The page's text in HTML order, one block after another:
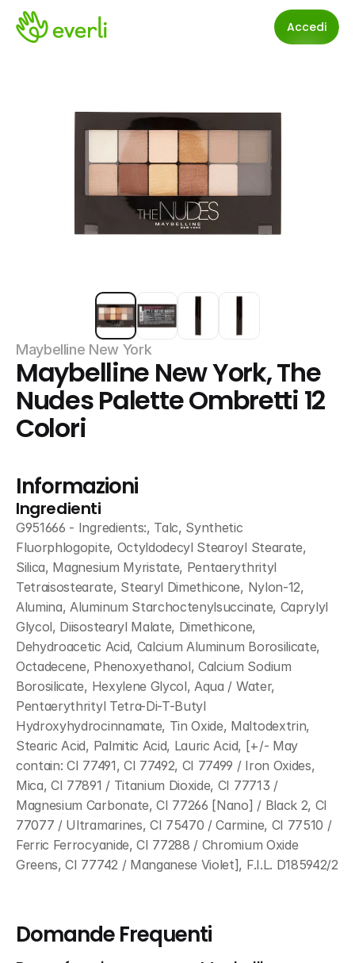
Accedi
Maybelline New York
Maybelline New York, The
Nudes Palette Ombretti 12
Colori
Informazioni
Ingredienti
G951666 - Ingredients:, Talc, Synthetic
Fluorphlogopite, Octyldodecyl Stearoyl Stearate,
Silica, Magnesium Myristate, Pentaerythrityl
Tetraisostearate, Stearyl Dimethicone, Nylon-12,
Alumina, Aluminum Starchoctenylsuccinate, Caprylyl
Glycol, Diisostearyl Malate, Dimethicone,
Dehydroacetic Acid, Calcium Aluminum Borosilicate,
Octadecene, Phenoxyethanol, Calcium Sodium
Borosilicate, Hexylene Glycol, Aqua / Water,
Pentaerythrityl Tetra-Di-T-Butyl
Hydroxyhydrocinnamate, Tin Oxide, Maltodextrin,
Stearic Acid, Palmitic Acid, Lauric Acid, [+/- May
contain: CI 77491, CI 77492, CI 77499 / Iron Oxides,
Mica, CI 77891 / Titanium Dioxide, CI 77713 /
Magnesium Carbonate, CI 77266 [Nano] / Black 2, CI
77077 / Ultramarines, CI 75470 / Carmine, CI 77510 /
Ferric Ferrocyanide, CI 77288 / Chromium Oxide
Greens, CI 77742 / Manganese Violet], F.I.L. D185942/2
Domande Frequenti